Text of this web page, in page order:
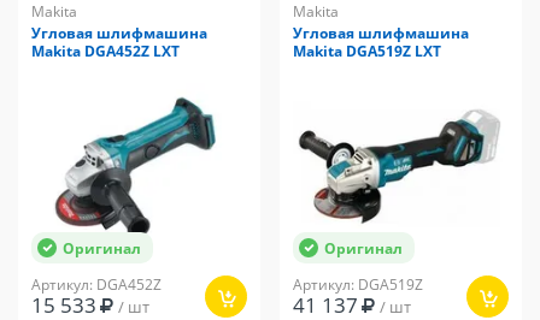
Makita
Угловая шлифмашина
Makita DGA452Z LXT
Оригинал
Артикул: DGA452Z
15 533 / шт
Makita
Угловая шлифмашина
Makita DGA519Z LXT
Оригинал
Артикул: DGA519Z
41 137 / шт